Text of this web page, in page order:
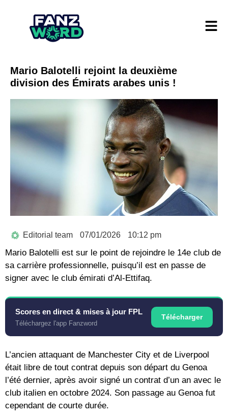
Mario Balotelli rejoint la deuxième
division des Émirats arabes unis !
Editorial team 07/01/2026 10:12 pm
Mario Balotelli est sur le point de rejoindre le 14e club de
sa carrière professionnelle, puisqu’il est en passe de
signer avec le club émirati d’Al-Ettifaq.
Scores en direct & mises à jour FPL
Téléchargez l'app Fanzword
Télécharger
L’ancien attaquant de Manchester City et de Liverpool
était libre de tout contrat depuis son départ du Genoa
l’été dernier, après avoir signé un contrat d’un an avec le
club italien en octobre 2024. Son passage au Genoa fut
cependant de courte durée.